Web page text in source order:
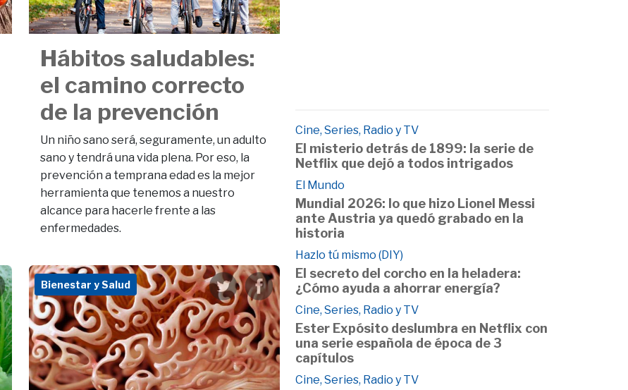
Hábitos saludables:
el camino correcto
de la prevención
Un niño sano será, seguramente, un adulto
sano y tendrá una vida plena. Por eso, la
prevención a temprana edad es la mejor
herramienta que tenemos a nuestro
alcance para hacerle frente a las
enfermedades.
Bienestar y Salud
Cine, Series, Radio y TV
El misterio detrás de 1899: la serie de
Netflix que dejó a todos intrigados
El Mundo
Mundial 2026: lo que hizo Lionel Messi
ante Austria ya quedó grabado en la
historia
Hazlo tú mismo (DIY)
El secreto del corcho en la heladera:
¿Cómo ayuda a ahorrar energía?
Cine, Series, Radio y TV
Ester Expósito deslumbra en Netflix con
una serie española de época de 3
capítulos
Cine, Series, Radio y TV